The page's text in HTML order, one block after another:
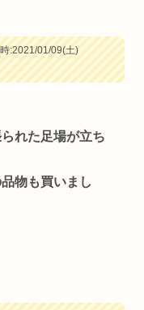
:2021/01/09(土)
れた足場が立ち
物も買いまし